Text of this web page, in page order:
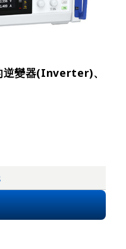
逆變器(Inverter)、